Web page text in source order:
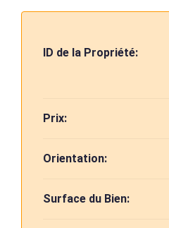
ID de la Propriété:
Prix:
Orientation:
Surface du Bien: